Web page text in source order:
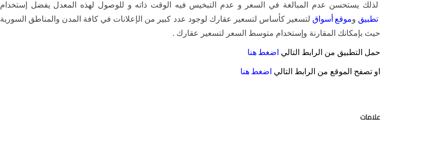
لذلك يستحسن عدم المبالغة في السعر و عدم التبخيس فيه الوقت ذاته و للوصول لهذه المعدل يفضل إستخدام
تطبيق وموقع أسواق لتسعير كأساس لتسعير عقارك لوجود عدد كبير من الإعلانات في كافة المدن والمناطق السورية
حيث بإمكانك المقارنة وإستخدام متوسط السعر لتسعير عقارك .
حمل التطبيق من الرابط التالي اضغط هنا
او تصفح الموقع من الرابط التالي اضغط هنا
علامات